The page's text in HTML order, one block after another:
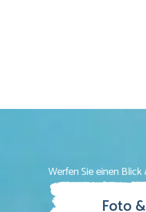
Werfen Sie einen Blick
Foto